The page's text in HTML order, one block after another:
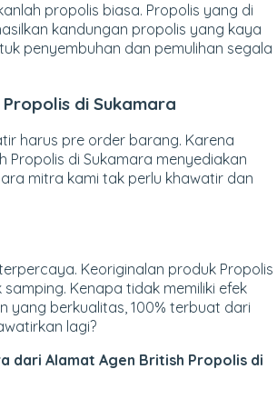
propolis biasa. Propolis yang di
kandungan propolis yang kaya
penyembuhan dan pemulihan segala
di Sukamara
harus pre order barang. Karena
Propolis di Sukamara menyediakan
mitra kami tak perlu khawatir dan
Keoriginalan produk Propolis
Kenapa tidak memiliki efek
yang berkualitas, 100% terbuat dari
lagi?
dari Alamat Agen British Propolis di